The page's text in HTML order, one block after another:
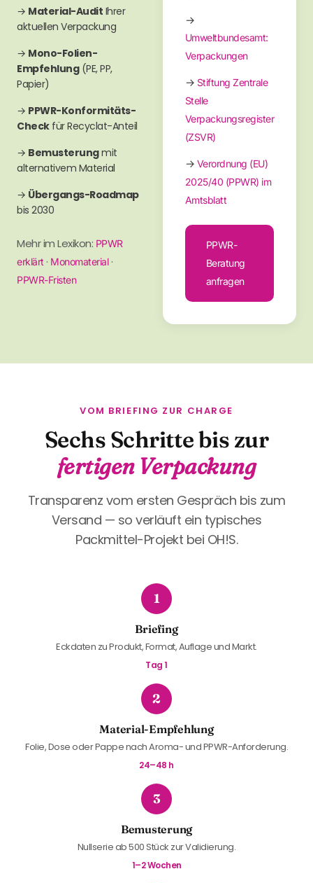
→ Material-Audit Ihrer
aktuellen Verpackung
→ Mono-Folien-
Empfehlung(PE, PP,
Papier)
→ PPWR-Konformitäts-
Checkfür Recyclat-Anteil
→ Bemusterungmit
alternativem Material
→ Übergangs-Roadmap
bis 2030
Mehr im Lexikon: PPWR
erklärt· Monomaterial·
PPWR-Fristen
→
Umweltbundesamt:
Verpackungen
→ Stiftung Zentrale
Stelle
Verpackungsregister
(ZSVR)
→ Verordnung (EU)
2025/40 (PPWR) im
Amtsblatt
PPWR-
Beratung
anfragen
VOM BRIEFING ZUR CHARGE
Sechs Schritte bis zur
fertigen Verpackung
Transparenz vom ersten Gespräch bis zum
Versand — so verläuft ein typisches
Packmittel-Projekt bei OH!S.
1
Briefing
Eckdaten zu Produkt, Format, Auflage und Markt.
Tag 1
2
Material-Empfehlung
Folie, Dose oder Pappe nach Aroma- und PPWR-Anforderung.
24–48 h
3
Bemusterung
Nullserie ab 500 Stück zur Validierung.
1–2 Wochen